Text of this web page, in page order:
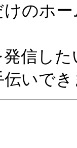
のホ
信した
いで